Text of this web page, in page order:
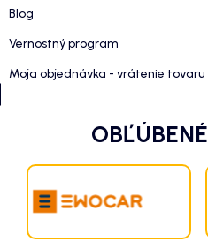
Blog
Vernostný program
Moja objednávka - vrátenie tovaru